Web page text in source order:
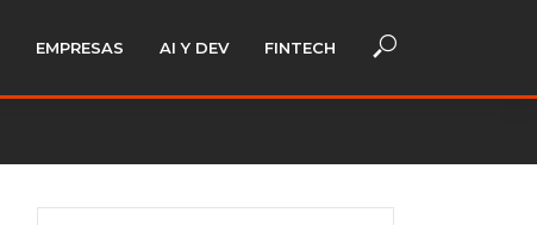
EMPRESAS AI Y DEV FINTECH